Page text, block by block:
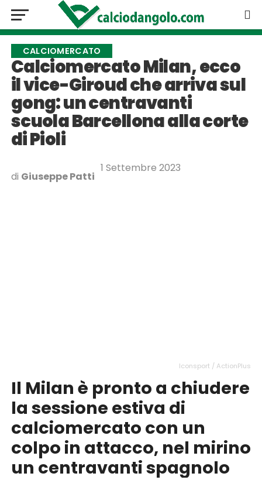
CALCIOMERCATO
Calciomercato Milan, ecco
il vice-Giroud che arriva sul
gong: un centravanti
scuola Barcellona alla corte
di Pioli
di Giuseppe Patti
1 Settembre 2023
Iconsport / ActionPlus
Il Milan è pronto a chiudere
la sessione estiva di
calciomercato con un
colpo in attacco, nel mirino
un centravanti spagnolo